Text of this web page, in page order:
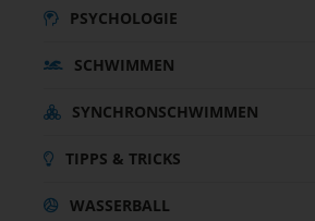
PSYCHOLOGIE
SCHWIMMEN
SYNCHRONSCHWIMMEN
TIPPS & TRICKS
WASSERBALL